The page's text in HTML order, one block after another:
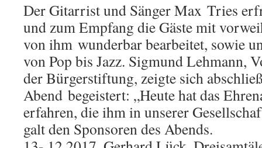
Der Gitarrist und Sänger Max Tries
und zum Empfang die Gäste mit
von ihm wunderbar bearbeitet, sowie
von Pop bis Jazz. Sigmund Lehmann,
der Bürgerstiftung, zeigte sich
Abend begeistert: „Heute hat das
erfahren, die ihm in unserer
galt den Sponsoren des Abends.